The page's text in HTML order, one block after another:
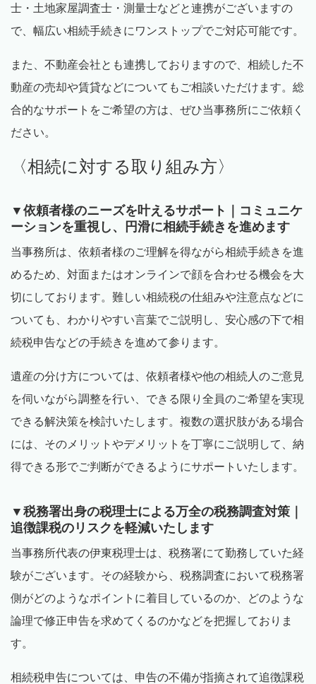
士・土地家屋調査士・測量士などと連携がございますの
で、幅広い相続手続きにワンストップでご対応可能です。
また、不動産会社とも連携しておりますので、相続した不
動産の売却や賃貸などについてもご相談いただけます。総
合的なサポートをご希望の方は、ぜひ当事務所にご依頼く
ださい。
〈相続に対する取り組み方〉
▼依頼者様のニーズを叶えるサポート｜コミュニケ
ーションを重視し、円滑に相続手続きを進めます
当事務所は、依頼者様のご理解を得ながら相続手続きを進
めるため、対面またはオンラインで顔を合わせる機会を大
切にしております。難しい相続税の仕組みや注意点などに
ついても、わかりやすい言葉でご説明し、安心感の下で相
続税申告などの手続きを進めて参ります。
遺産の分け方については、依頼者様や他の相続人のご意見
を伺いながら調整を行い、できる限り全員のご希望を実現
できる解決策を検討いたします。複数の選択肢がある場合
には、そのメリットやデメリットを丁寧にご説明して、納
得できる形でご判断ができるようにサポートいたします。
▼税務署出身の税理士による万全の税務調査対策｜
追徴課税のリスクを軽減いたします
当事務所代表の伊東税理士は、税務署にて勤務していた経
験がございます。その経験から、税務調査において税務署
側がどのようなポイントに着目しているのか、どのような
論理で修正申告を求めてくるのかなどを把握しておりま
す。
相続税申告については、申告の不備が指摘されて追徴課税